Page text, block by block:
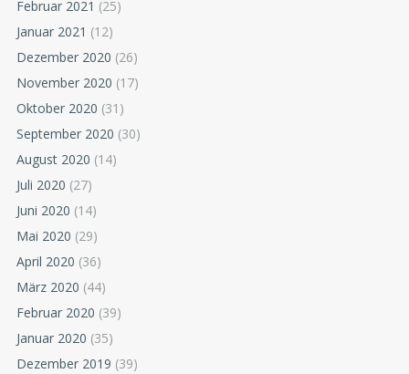
Februar 2021 (25)
Januar 2021 (12)
Dezember 2020 (26)
November 2020 (17)
Oktober 2020 (31)
September 2020 (30)
August 2020 (14)
Juli 2020 (27)
Juni 2020 (14)
Mai 2020 (29)
April 2020 (36)
März 2020 (44)
Februar 2020 (39)
Januar 2020 (35)
Dezember 2019 (39)